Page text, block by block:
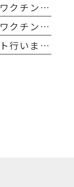
「おたふくかぜワクチン予約終了のお知らせ」
「おたふくかぜワクチン入荷のお知らせ」
「母の日イベント行いました」